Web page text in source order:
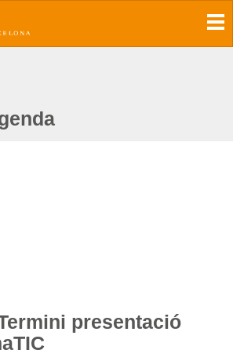
presentació